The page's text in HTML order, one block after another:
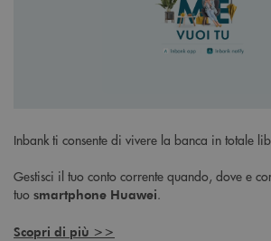
Inbank ti consente di vivere la banca in totale
Gestisci il tuo conto corrente quando, dove e
tuo smartphone Huawei.
Scopri di più >>